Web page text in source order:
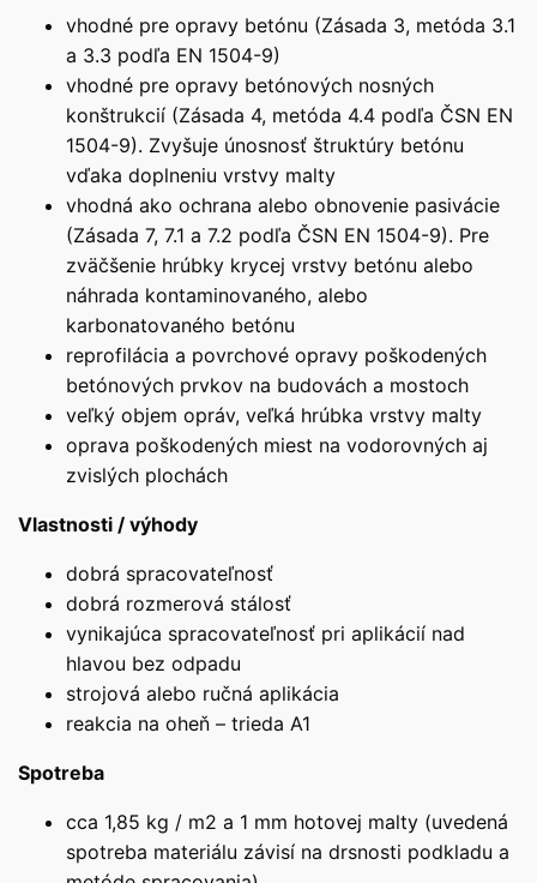
vhodné pre opravy betónu (Zásada 3, metóda 3.1
a 3.3 podľa EN 1504-9)
vhodné pre opravy betónových nosných
konštrukcií (Zásada 4, metóda 4.4 podľa ČSN EN
1504-9). Zvyšuje únosnosť štruktúry betónu
vďaka doplneniu vrstvy malty
vhodná ako ochrana alebo obnovenie pasivácie
(Zásada 7, 7.1 a 7.2 podľa ČSN EN 1504-9). Pre
zväčšenie hrúbky krycej vrstvy betónu alebo
náhrada kontaminovaného, alebo
karbonatovaného betónu
reprofilácia a povrchové opravy poškodených
betónových prvkov na budovách a mostoch
veľký objem opráv, veľká hrúbka vrstvy malty
oprava poškodených miest na vodorovných aj
zvislých plochách
Vlastnosti / výhody
dobrá spracovateľnosť
dobrá rozmerová stálosť
vynikajúca spracovateľnosť pri aplikácií nad
hlavou bez odpadu
strojová alebo ručná aplikácia
reakcia na oheň – trieda A1
Spotreba
cca 1,85 kg / m2 a 1 mm hotovej malty (uvedená
spotreba materiálu závisí na drsnosti podkladu a